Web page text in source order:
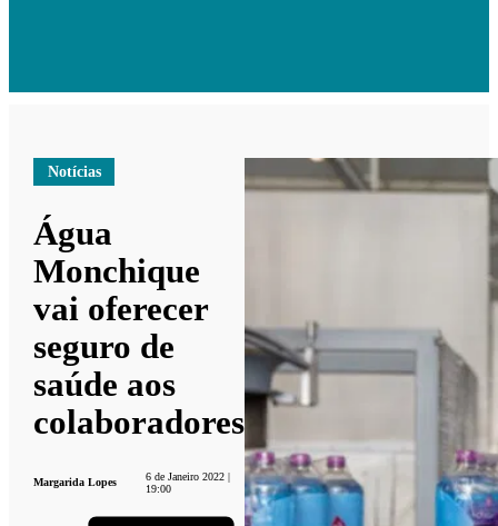
Notícias
Água
Monchique
vai oferecer
seguro de
saúde aos
colaboradores
Margarida Lopes
6 de Janeiro 2022 |
19:00